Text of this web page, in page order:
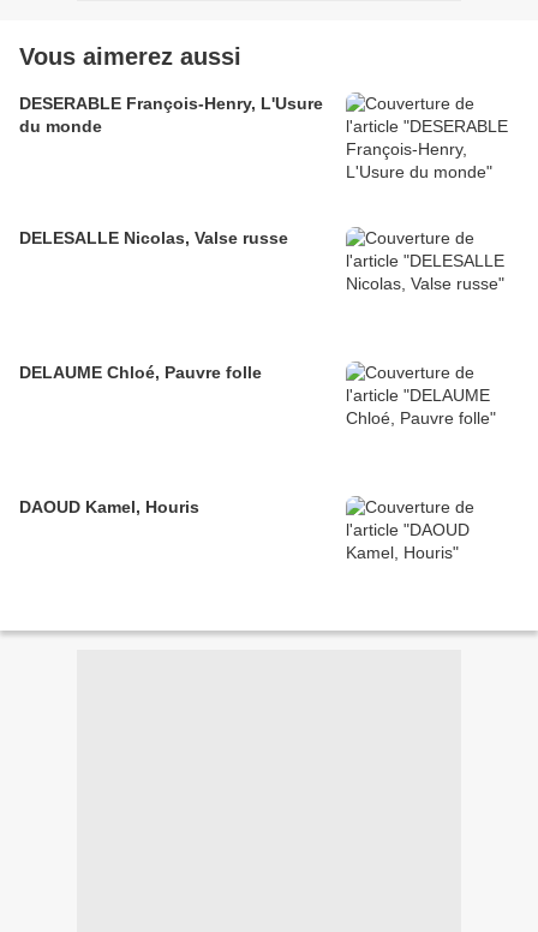
Vous aimerez aussi
DESERABLE François-Henry, L'Usure
du monde
DELESALLE Nicolas, Valse russe
DELAUME Chloé, Pauvre folle
DAOUD Kamel, Houris